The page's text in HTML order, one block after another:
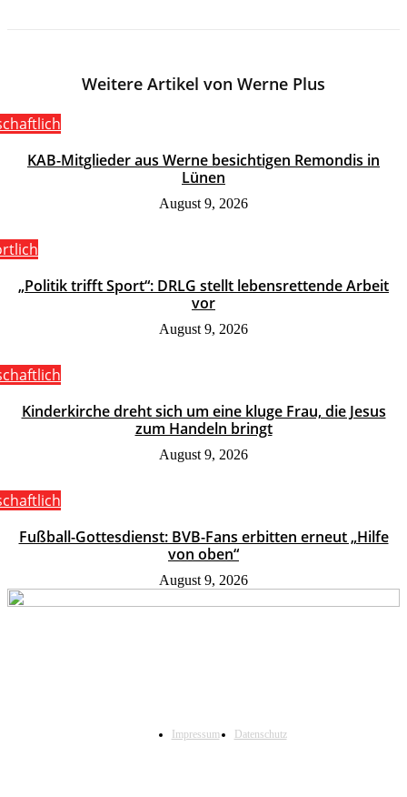
Weitere Artikel von Werne Plus
KAB-Mitglieder aus Werne besichtigen Remondis in
Lünen
August 9, 2026
„Politik trifft Sport“: DRLG stellt lebensrettende Arbeit
vor
August 9, 2026
Kinderkirche dreht sich um eine kluge Frau, die Jesus
zum Handeln bringt
August 9, 2026
Fußball-Gottesdienst: BVB-Fans erbitten erneut „Hilfe
von oben“
August 9, 2026
Impressum Datenschutz